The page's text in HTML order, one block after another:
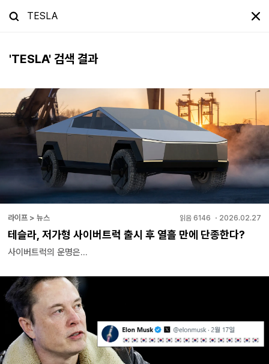
'TESLA' 검색 결과
라이프 > 뉴스 읽음 6146 ・ 2026.02.27
테슬라, 저가형 사이버트럭 출시 후 열흘 만에 단종한다?
사이버트럭의 운명은...